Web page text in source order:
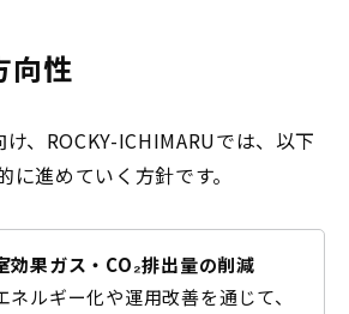
向性
、ROCKY-ICHIMARUでは、以下
に進めていく方針です。
効果ガス・CO₂排出量の削減
ルギー化や運用改善を通じて、